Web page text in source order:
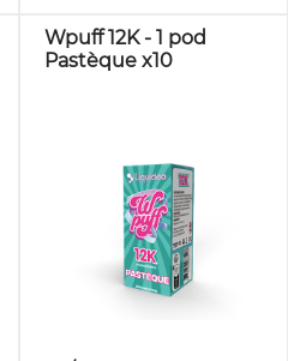
Wpuff 12K - 1 pod
Pastèque x10